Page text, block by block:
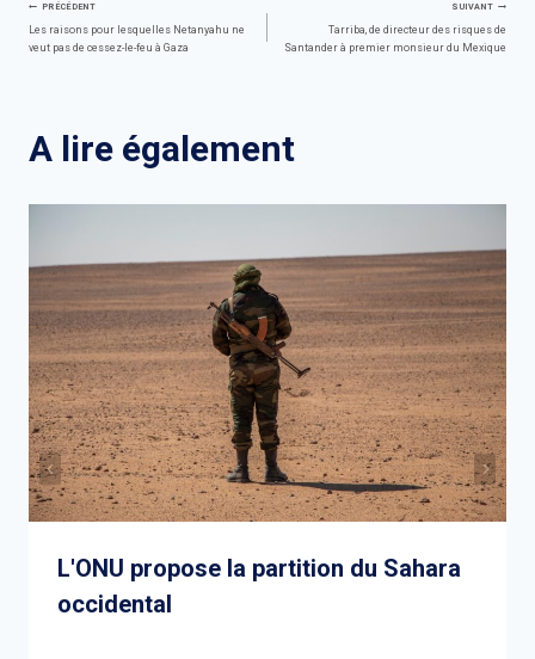
Navigation
PRÉCÉDENT
Les raisons pour lesquelles Netanyahu ne
veut pas de cessez-le-feu à Gaza
SUIVANT
Tarriba, de directeur des risques de
Santander à premier monsieur du Mexique
A lire également
L'ONU propose la partition du Sahara
occidental